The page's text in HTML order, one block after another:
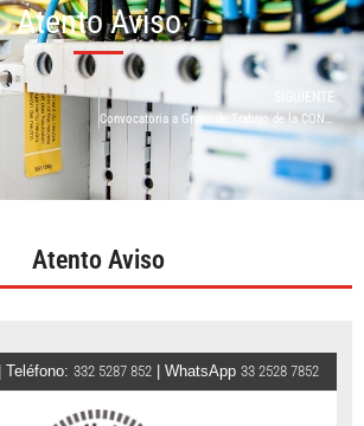
Atento Aviso
SIGUIENTE
Convocatoria a Grupo de Trabajo de la CONUEE
Atento Aviso
| Teléfono: 332 5287 852 | WhatsApp 33 2528 7852